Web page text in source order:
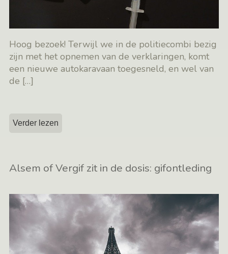
Hoog bezoek! Terwijl we in de politiecombi bezig
zijn met het opnemen van de verklaringen, komt
een nieuwe autokaravaan toegesneld, en wel van
de […]
Verder lezen
Alsem of Vergif zit in de dosis: gifontleding